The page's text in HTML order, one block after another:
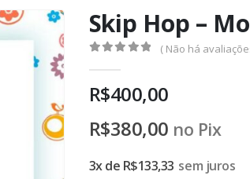
Skip Hop –
( Não há
R$400,00
R$380,00 no Pix
3x de R$133,33 sem juros